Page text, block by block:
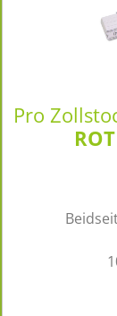
Pro
ROT